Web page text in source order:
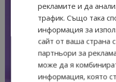
рекламите и да
трафик. Също така
информация за
сайт от ваша страна
партньори за
може да я
информация, която